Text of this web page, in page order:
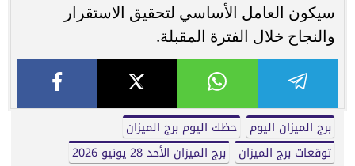
سيكون العامل الأساسي لتحقيق الاستقرار
والنجاح خلال الفترة المقبلة.
برج الميزان اليوم
حظك اليوم برج الميزان
توقعات برج الميزان
برج الميزان الأحد 28 يونيو 2026